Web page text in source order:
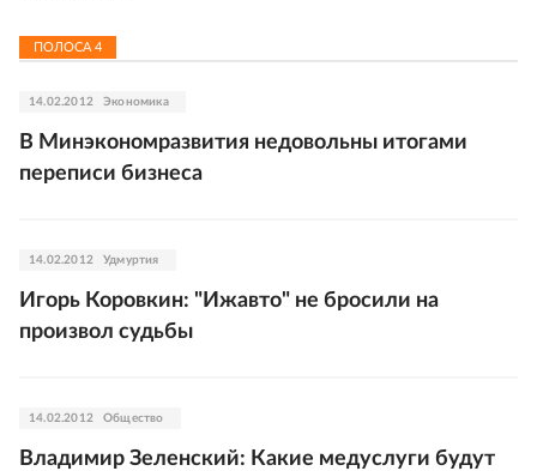
ПОЛОСА 4
14.02.2012 Экономика
В Минэкономразвития недовольны итогами
переписи бизнеса
14.02.2012 Удмуртия
Игорь Коровкин: "Ижавто" не бросили на
произвол судьбы
14.02.2012 Общество
Владимир Зеленский: Какие медуслуги будут